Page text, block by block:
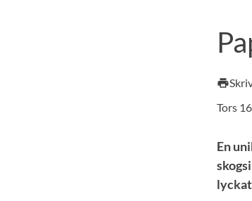
Detta är vår testmiljö - endast
print
Tors
En